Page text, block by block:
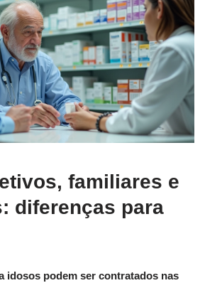
familiares e
diferenças para
idosos podem ser contratados nas